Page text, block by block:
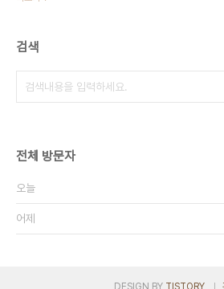
검색
전체 방문자
오늘
어제
DESIGN BY TISTORY